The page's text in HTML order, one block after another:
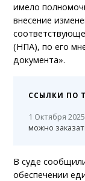
имело
внесение
(НПА), по его
документа».
ССЫЛКИ ПО
1 Октября 2025
можно
В суде
обеспечении